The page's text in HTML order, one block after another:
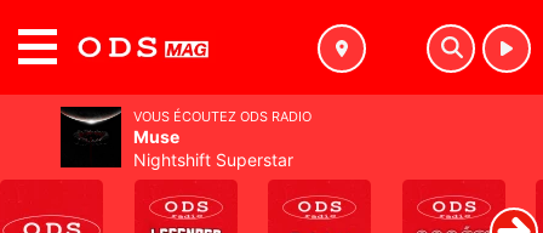
VOUS ÉCOUTEZ ODS RADIO
Muse
Nightshift Superstar